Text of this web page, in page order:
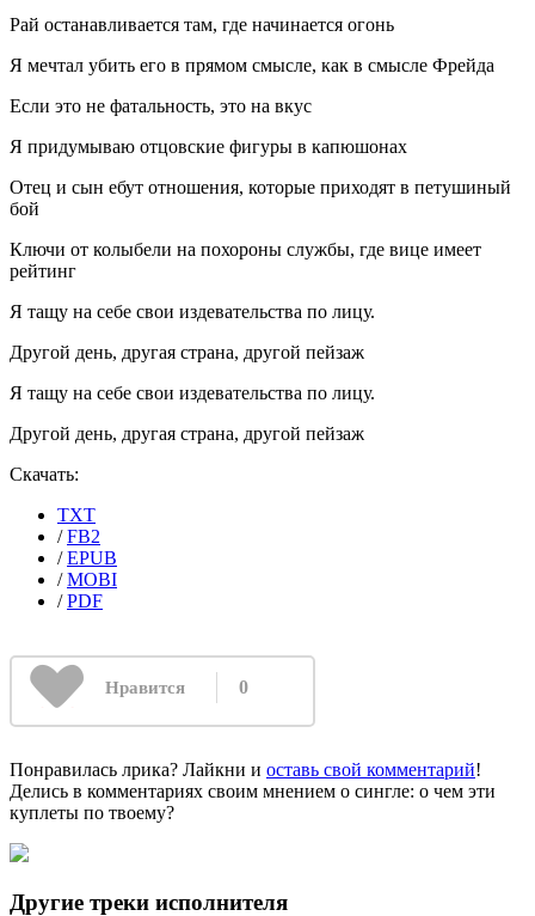
Рай останавливается там, где начинается огонь
Я мечтал убить его в прямом смысле, как в смысле Фрейда
Если это не фатальность, это на вкус
Я придумываю отцовские фигуры в капюшонах
Отец и сын ебут отношения, которые приходят в петушиный
бой
Ключи от колыбели на похороны службы, где вице имеет
рейтинг
Я тащу на себе свои издевательства по лицу.
Другой день, другая страна, другой пейзаж
Я тащу на себе свои издевательства по лицу.
Другой день, другая страна, другой пейзаж
Скачать:
TXT
/FB2
/EPUB
/MOBI
/PDF
Нравится 0
Понравилась лрика? Лайкни и оставь свой комментарий!
Делись в комментариях своим мнением о сингле: о чем эти
куплеты по твоему?
Другие треки исполнителя